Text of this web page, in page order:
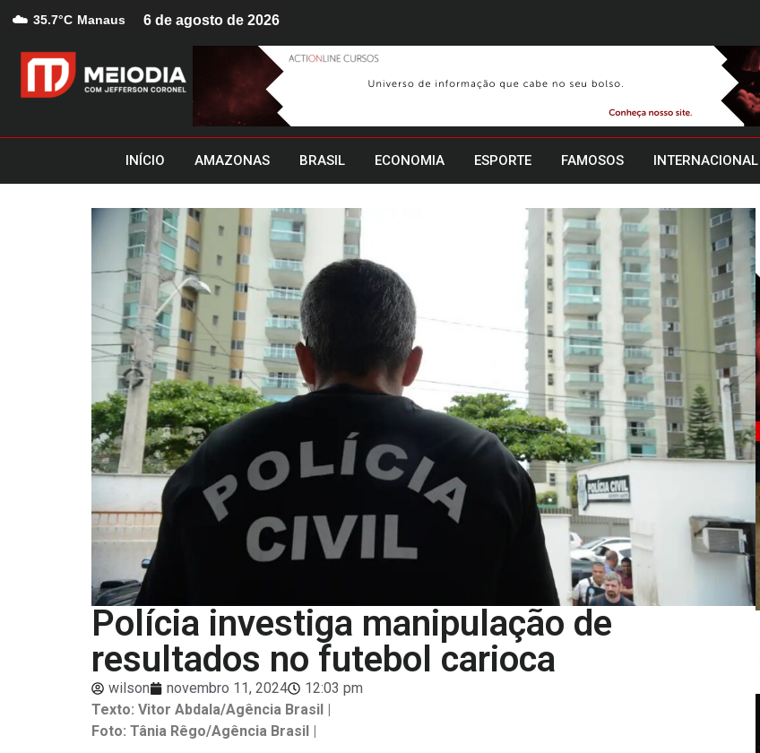
☁️ 35.7°C Manaus 6 de agosto de 2026
INÍCIO AMAZONAS BRASIL ECONOMIA ESPORTE FAMOSOS INTERNACIONAL
Polícia investiga manipulação de
resultados no futebol carioca
wilson novembro 11, 2024
12:03 pm
Texto: Vitor Abdala/Agência Brasil |
Foto: Tânia Rêgo/Agência Brasil |